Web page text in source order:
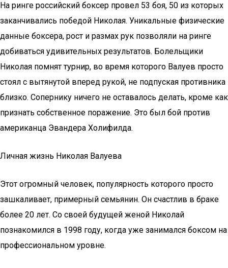
На ринге российский боксер провел 53 боя, 50 из которых
заканчивались победой Николая. Уникальные физические
данные боксера, рост и размах рук позволяли на ринге
добиваться удивительных результатов. Болельщики
Николая помнят турнир, во время которого Валуев просто
стоял с вытянутой вперед рукой, не подпуская противника
близко. Сопернику ничего не оставалось делать, кроме как
признать собственное поражение. Это был бой против
американца Эвандера Холифилда.
Личная жизнь Николая Валуева
Этот огромный человек, популярность которого просто
зашкаливает, примерный семьянин. Он счастлив в браке
более 20 лет. Со своей будущей женой Николай
познакомился в 1998 году, когда уже занимался боксом на
профессиональном уровне.